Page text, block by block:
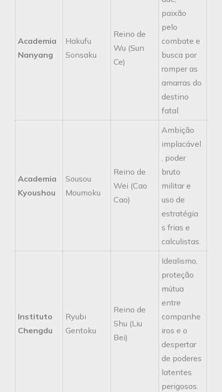
Academia
Nanyang
Hakufu
Sonsaku
Reino de
Wu (Sun
Ce)
paixão
pelo
combate e
busca por
romper as
amarras do
destino
fatal.
Academia
Kyoushou
Sousou
Moumoku
Reino de
Wei (Cao
Cao)
Ambição
implacável
, poder
bruto
militar e
uso de
estratégia
s frias e
calculistas.
Instituto
Chengdu
Ryubi
Gentoku
Reino de
Shu (Liu
Bei)
Idealismo,
proteção
mútua
entre
companhe
iros e o
despertar
de poderes
latentes
perigosos.